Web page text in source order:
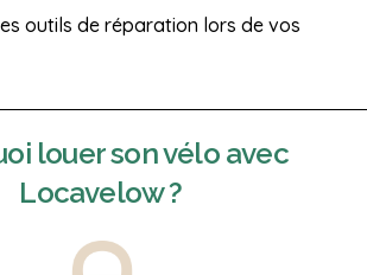
outils de réparation lors de vos
louer son véloavec
Locavelow ?